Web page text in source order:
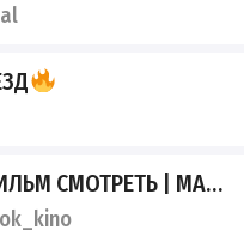
СМОТРЕТЬ | МАЙКЛ